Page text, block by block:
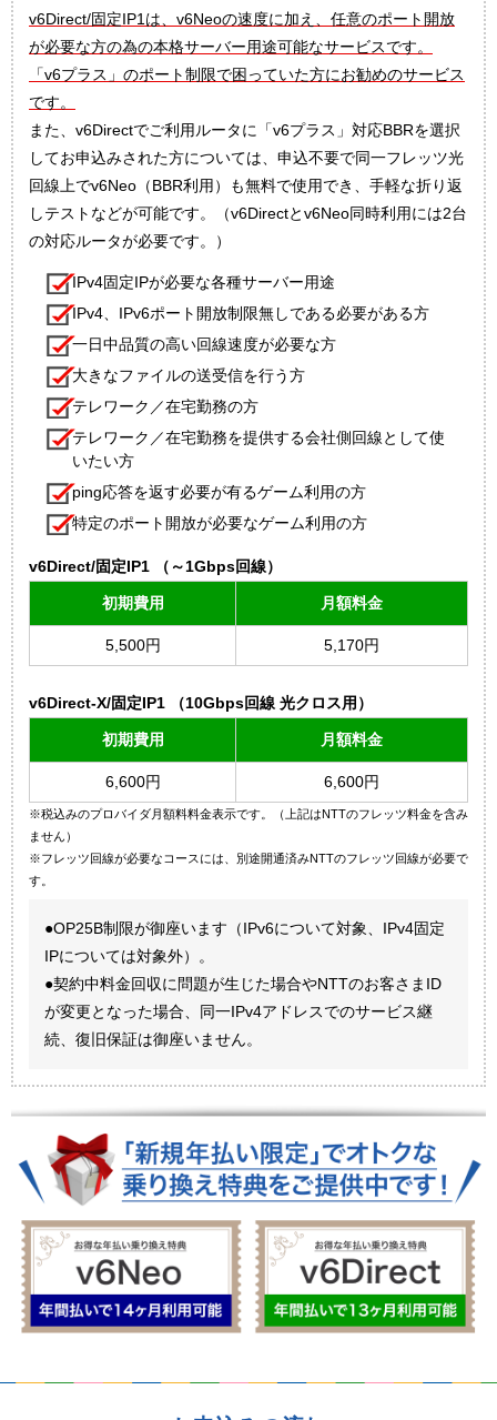
v6Direct/固定IP1は、v6Neoの速度に加え、任意のポート開放
が必要な方の為の本格サーバー用途可能なサービスです。
「v6プラス」のポート制限で困っていた方にお勧めのサービス
です。
また、v6Directでご利用ルータに「v6プラス」対応BBRを選択
してお申込みされた方については、申込不要で同一フレッツ光
回線上でv6Neo（BBR利用）も無料で使用でき、手軽な折り返
しテストなどが可能です。（v6Directとv6Neo同時利用には2台
の対応ルータが必要です。）
IPv4固定IPが必要な各種サーバー用途
IPv4、IPv6ポート開放制限無しである必要がある方
一日中品質の高い回線速度が必要な方
大きなファイルの送受信を行う方
テレワーク／在宅勤務の方
テレワーク／在宅勤務を提供する会社側回線として使
いたい方
ping応答を返す必要が有るゲーム利用の方
特定のポート開放が必要なゲーム利用の方
v6Direct/固定IP1 （～1Gbps回線）
初期費用 月額料金
5,500円 5,170円
v6Direct-X/固定IP1 （10Gbps回線 光クロス用）
初期費用 月額料金
6,600円 6,600円
※税込みのプロバイダ月額料料金表示です。（上記はNTTのフレッツ料金を含み
ません）
※フレッツ回線が必要なコースには、別途開通済みNTTのフレッツ回線が必要で
す。
●OP25B制限が御座います（IPv6について対象、IPv4固定
IPについては対象外）。
●契約中料金回収に問題が生じた場合やNTTのお客さまID
が変更となった場合、同一IPv4アドレスでのサービス継
続、復旧保証は御座いません。